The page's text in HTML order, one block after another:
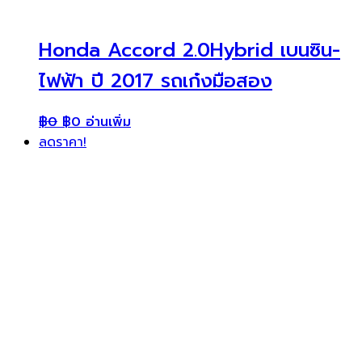
Honda Accord 2.0Hybrid เบนซิน-
ไฟฟ้า ปี 2017 รถเก๋งมือสอง
฿0 ฿0 อ่านเพิ่ม
ลดราคา!